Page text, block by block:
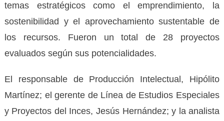
temas estratégicos como el emprendimiento, la
sostenibilidad y el aprovechamiento sustentable de
los recursos. Fueron un total de 28 proyectos
evaluados según sus potencialidades.
El responsable de Producción Intelectual, Hipólito
Martínez; el gerente de Línea de Estudios Especiales
y Proyectos del Inces, Jesús Hernández; y la analista